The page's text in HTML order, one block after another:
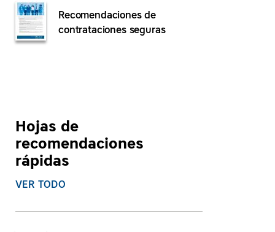
Recomendaciones de
contrataciones seguras
Hojas de
recomendaciones
rápidas
VER TODO